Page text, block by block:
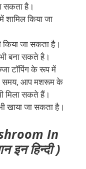
सकता है।
किया जा
जा सकता है।
बना सकते है।
टॉपिंग के रूप में
समय, आप मशरूम के
मिला सकते हैं।
खाया जा सकता है।
In
हिन्दी )